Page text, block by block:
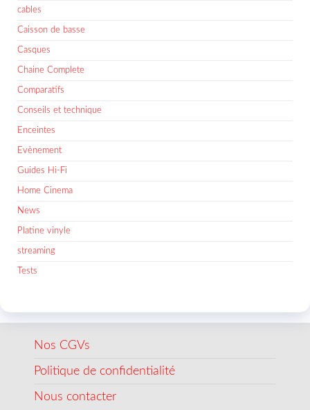
cables
Caisson de basse
Casques
Chaine Complete
Comparatifs
Conseils et technique
Enceintes
Evènement
Guides Hi-Fi
Home Cinema
News
Platine vinyle
streaming
Tests
Nos CGVs
Politique de confidentialité
Nous contacter